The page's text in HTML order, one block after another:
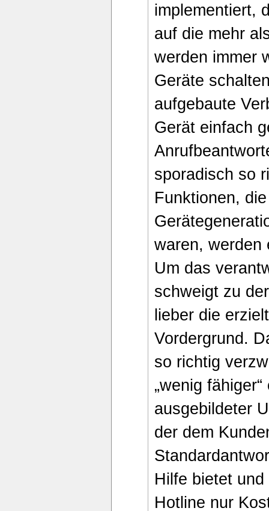
implementiert,
auf die mehr
werden immer
Geräte
aufgebaute
Gerät einfach
sporadisch so
Funktionen,
waren, werden
Um das
schweigt zu
lieber die
Vordergrund.
so richtig
„wenig
ausgebildeter
der dem
Hilfe bietet
Hotline nur